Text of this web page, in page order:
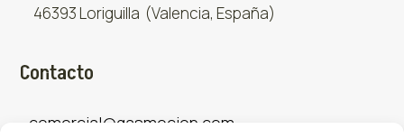
46393 Loriguilla (Valencia, España)
Contacto
comercial@gasmocion.com